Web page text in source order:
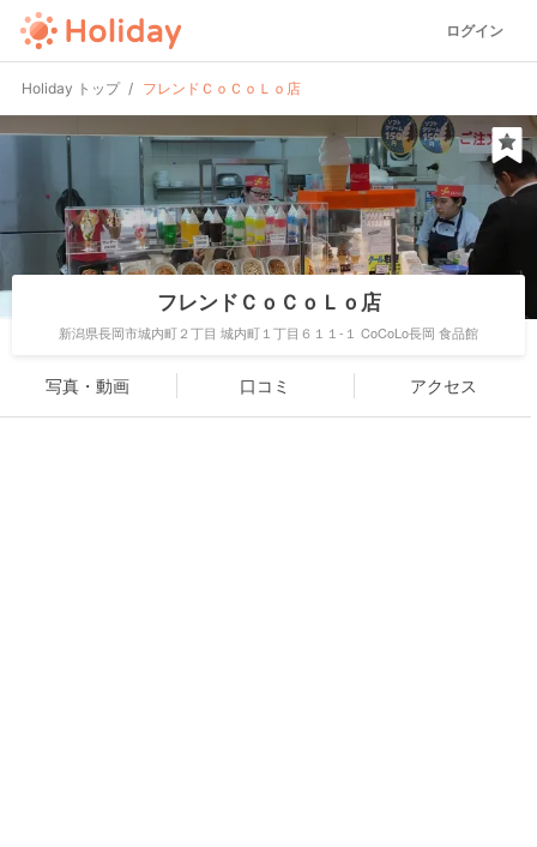
ログイン
Holiday トップ フレンドＣｏＣｏＬｏ店
フレンドＣｏＣｏＬｏ店
新潟県長岡市城内町２丁目 城内町１丁目６１１-１ CoCoLo長岡 食品館
写真・動画 口コミ アクセス